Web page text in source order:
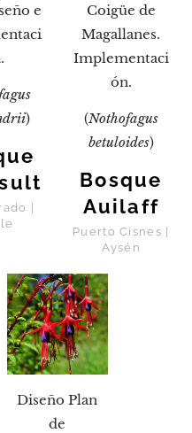
e
)
|
Coigüe de
Magallanes.
Implementaci
ón.
(Nothofagus
betuloides)
Bosque
Auilaff
Puerto Cisnes |
Aysén
Diseño Plan
de